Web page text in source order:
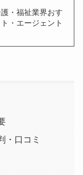
護・福祉業界おす
・エージェント
・口コミ